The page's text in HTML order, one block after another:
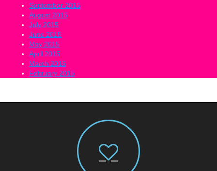
September 2015
August 2015
July 2015
June 2015
May 2015
April 2015
March 2015
February 2015